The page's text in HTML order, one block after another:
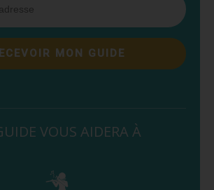
MON GUIDE
VOUS AIDERA À